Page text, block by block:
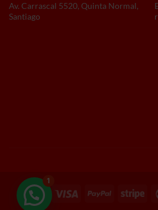
Av. Carrascal 5520, Quinta Normal,
Santiago
1